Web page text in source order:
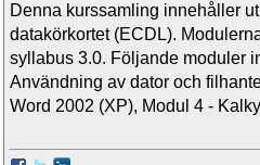
Denna kurssamling innehåller
datakörkortet (ECDL).
syllabus 3.0. Följande moduler
Användning av dator och
Word 2002 (XP), Modul 4 -